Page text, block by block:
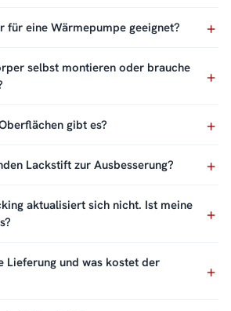
für eine Wärmepumpe geeignet?
selbst montieren oder brauche
gibt es?
Lackstift zur Ausbesserung?
aktualisiert sich nicht. Ist meine
Lieferung und was kostet der